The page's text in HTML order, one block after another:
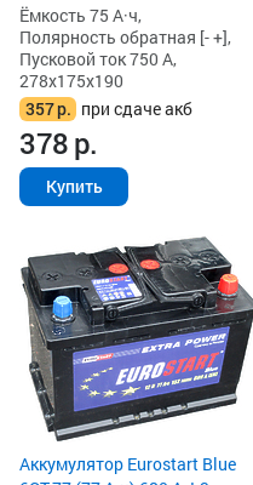
Ёмкость 75 А·ч,
Полярность обратная [- +],
Пусковой ток 750 А,
278x175x190
357р. при сдаче акб
378р.
Купить
Аккумулятор Eurostart Blue